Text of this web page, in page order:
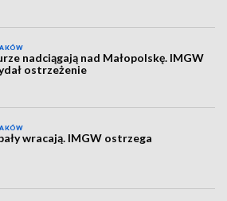
nadciągają nad Małopolskę. IMGW
ostrzeżenie
wracają. IMGW ostrzega